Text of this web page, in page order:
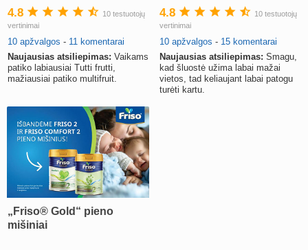
4.8
10 testuotojų
vertinimai
10 apžvalgos - 11 komentarai
Naujausias atsiliepimas: Vaikams
patiko labiausiai Tutti frutti,
mažiausiai patiko multifruit.
4.8
10 testuotojų
vertinimai
10 apžvalgos - 15 komentarai
Naujausias atsiliepimas: Smagu,
kad šluostė užima labai mažai
vietos, tad keliaujant labai patogu
turėti kartu.
„Friso® Gold“ pieno
mišiniai